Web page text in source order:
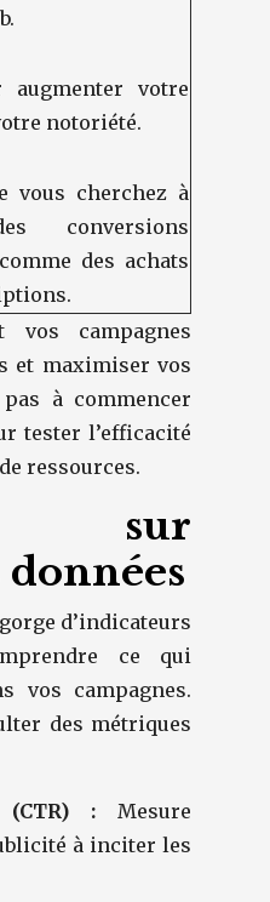
augmenter votre
notoriété.
vous cherchez à
conversions
des achats
vos campagnes
et maximiser vos
à commencer
tester l’efficacité
ressources.
sur
données
d’indicateurs
ce qui
vos campagnes.
des métriques
: Mesure
à inciter les